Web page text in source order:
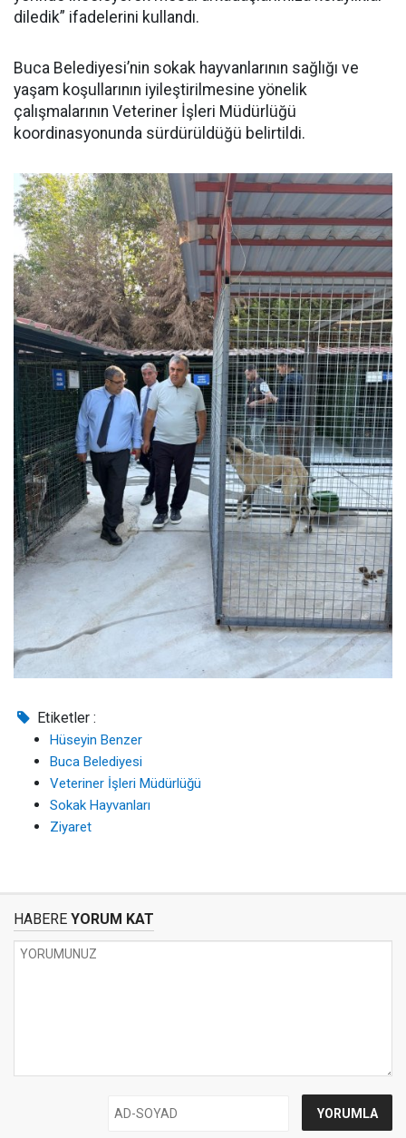
diledik” ifadelerini kullandı.
Buca Belediyesi’nin sokak hayvanlarının sağlığı ve
yaşam koşullarının iyileştirilmesine yönelik
çalışmalarının Veteriner İşleri Müdürlüğü
koordinasyonunda sürdürüldüğü belirtildi.
Etiketler :
Hüseyin Benzer
Buca Belediyesi
Veteriner İşleri Müdürlüğü
Sokak Hayvanları
Ziyaret
HABERE YORUM KAT